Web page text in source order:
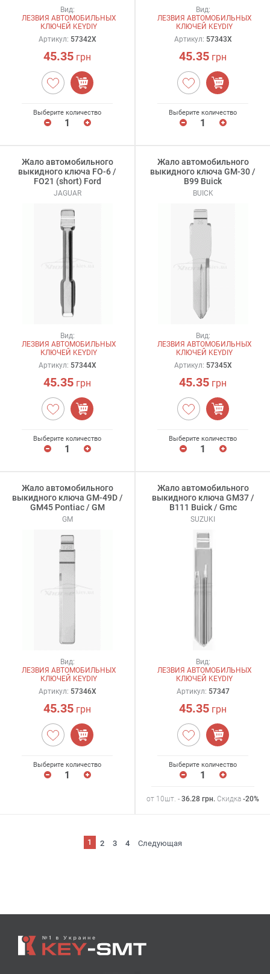
Вид:
ЛЕЗВИЯ АВТОМОБИЛЬНЫХ
КЛЮЧЕЙ KEYDIY
Артикул: 57342X
45.35 грн
Выберите количество
Вид:
ЛЕЗВИЯ АВТОМОБИЛЬНЫХ
КЛЮЧЕЙ KEYDIY
Артикул: 57343X
45.35 грн
Выберите количество
Жало автомобильного
выкидного ключа FO-6 /
FO21 (short) Ford
JAGUAR
Вид:
ЛЕЗВИЯ АВТОМОБИЛЬНЫХ
КЛЮЧЕЙ KEYDIY
Артикул: 57344X
45.35 грн
Выберите количество
Жало автомобильного
выкидного ключа GM-30 /
B99 Buick
BUICK
Вид:
ЛЕЗВИЯ АВТОМОБИЛЬНЫХ
КЛЮЧЕЙ KEYDIY
Артикул: 57345X
45.35 грн
Выберите количество
Жало автомобильного
выкидного ключа GM-49D /
GM45 Pontiac / GM
GM
Вид:
ЛЕЗВИЯ АВТОМОБИЛЬНЫХ
КЛЮЧЕЙ KEYDIY
Артикул: 57346X
45.35 грн
Выберите количество
Жало автомобильного
выкидного ключа GM37 /
B111 Buick / Gmc
SUZUKI
Вид:
ЛЕЗВИЯ АВТОМОБИЛЬНЫХ
КЛЮЧЕЙ KEYDIY
Артикул: 57347
45.35 грн
Выберите количество
от 10шт. - 36.28 грн. Скидка -20%
1 2 3 4 Следующая